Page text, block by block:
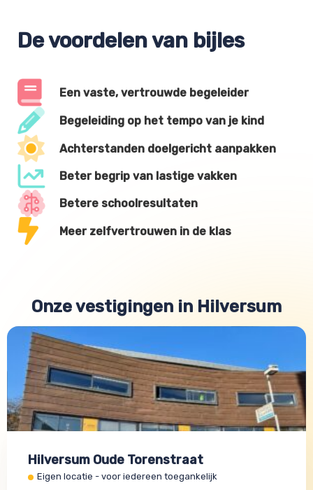
De voordelen van bijles
Een vaste, vertrouwde begeleider
Begeleiding op het tempo van je kind
Achterstanden doelgericht aanpakken
Beter begrip van lastige vakken
Betere schoolresultaten
Meer zelfvertrouwen in de klas
Onze vestigingen in Hilversum
Hilversum Oude Torenstraat
Eigen locatie - voor iedereen toegankelijk